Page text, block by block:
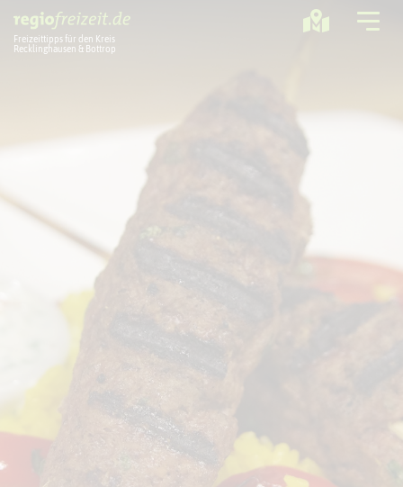
Freizeittipps für den Kreis
Recklinghausen & Bottrop
Sport + Bewegung